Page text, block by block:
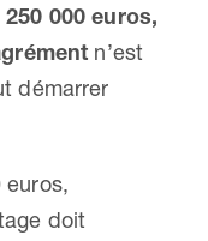
000 euros,
n’est
démarrer
doit